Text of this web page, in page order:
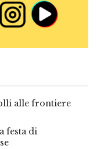
alle frontiere
festa di